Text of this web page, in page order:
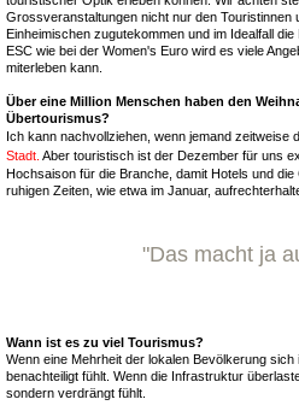
Grossveranstaltungen nicht nur den Touristinnen
Einheimischen zugutekommen und im Idealfall
ESC wie bei der Women's Euro wird es viele
miterleben kann.
Über eine Million Menschen haben den
Über­tou­ris­mus?
Ich kann nachvollziehen, wenn jemand zeitweise
Stadt. Aber touristisch ist der Dezember für uns
Hochsaison für die Branche, damit Hotels und
ruhigen Zeiten, wie etwa im Januar,
"Das macht ja
Wann ist es zu viel Tourismus?
Wenn eine Mehrheit der lokalen Bevölkerung
benachteiligt fühlt. Wenn die Infrastruktur
sondern verdrängt fühlt.